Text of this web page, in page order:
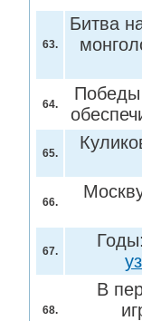
63.
Битва
64.
Победы
65.
66.
67.
68.
В